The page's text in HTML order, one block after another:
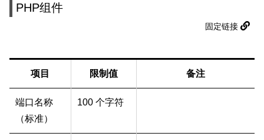
PHP组件
固定链接
项目 限制值 备注
端口名称
（标准）
100 个字符